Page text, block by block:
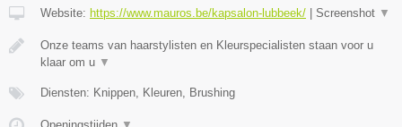
Website: https://www.mauros.be/kapsalon-lubbeek/ Screenshot ▼
Onze teams van haarstylisten en Kleurspecialisten staan voor u
klaar om u ▼
Diensten: Knippen, Kleuren, Brushing